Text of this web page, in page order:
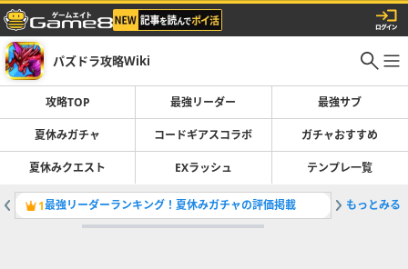
パズドラ攻略Wiki
攻略TOP 最強リーダー 最強サブ
夏休みガチャ コードギアスコラボ ガチャおすすめ
夏休みクエスト EXラッシュ テンプレ一覧
1最強リーダーランキング！夏休みガチャの評価掲載 2コード
もっとみる